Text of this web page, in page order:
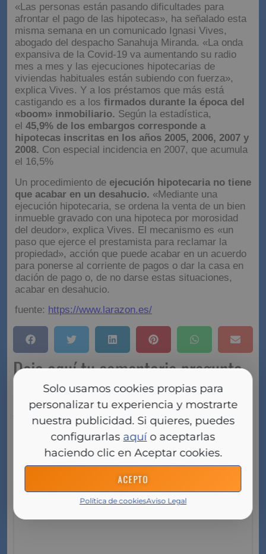
Solo usamos cookies propias para
personalizar tu experiencia y mostrarte
nuestra publicidad. Si quieres, puedes
configurarlas aquío aceptarlas
haciendo clic en Aceptar cookies.
ACEPTO
Política de cookiesAviso Legal
«Las personas están pasando dificultades para
afrontar el pago de las hipotecas», ha señalado esta
misma semana en un comunicado Ignasi Vives,
abogado del despacho Sanahuja Miranda. «La onda
expansiva de la Covid-19 va aumentando su radio
mes a mes y las ejecuciones hipotecarias de
viviendas habituales están subiendo con fuerza»,
explica Vives. Y a los préstamos que más está
castigando es a los firmados durante la época del
«boom» inmobiliario. Según la estadística,
el 45,9% de los embargos corresponde a
hipotecas inscritas en los años 2005, 2006, 2007 y
2008. Con especial incidencia en 2007, que acumula
el 16,5%
Un procedimiento de ejecución hipotecaria no tiene
que acabar en un desahucio. «Mediante una
ejecución hipotecaria, se ordena la venta de un bien
inmueble gravado con una hipoteca por morosidad
del deudor», explica Vives. El mecanismo es «un
paso que ejerce el prestamista para reclamar la
propiedad», acción que puede acabar en un acuerdo
para ponerse al corriente de pagos o dar la casa en
dación de pago o, de no darse estas situaciones,
acabar en desahucio.
fuente: https://www.larazon.es/
Deja aquí tu comentario pregunta
o respuesta
Tu dirección de correo electrónico no será
publicada. Los campos obligatorios están
marcados con*